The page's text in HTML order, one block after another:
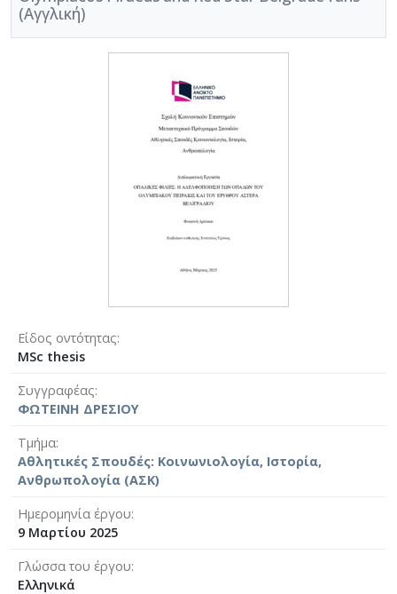
(Αγγλική)
Είδος οντότητας
MSc thesis
Συγγραφέας
ΦΩΤΕΙΝΗ ΔΡΕΣΙΟΥ
Τμήμα
Αθλητικές Σπουδές: Κοινωνιολογία, Ιστορία,
Ανθρωπολογία (ΑΣΚ)
Ημερομηνία έργου
9 Μαρτίου 2025
Γλώσσα του έργου
Ελληνικά